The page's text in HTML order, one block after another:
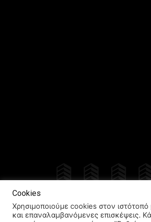
Cookies
Χρησιμοποιούμε cookies στον ιστότοπό
και επαναλαμβανόμενες επισκέψεις.